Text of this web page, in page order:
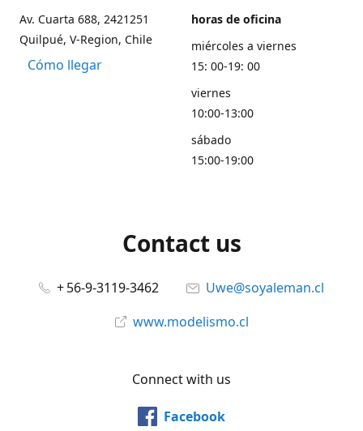
Av. Cuarta 688, 2421251
Quilpué, V-Region, Chile
Cómo llegar
horas de oficina
miércoles a viernes
15: 00-19: 00
viernes
10:00-13:00
sábado
15:00-19:00
Contact us
+ 56-9-3119-3462
Uwe@soyaleman.cl
www.modelismo.cl
Connect with us
Facebook